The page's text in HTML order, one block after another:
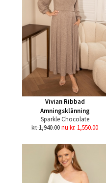
Vivian Ribbad
Amningsklänning
Sparkle Chocolate
kr. 1,940.00nu kr. 1,550.00